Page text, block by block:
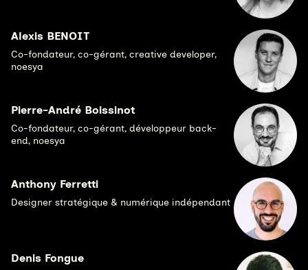
Alexis BENOIT
Co-fondateur, co-gérant, creative developer,
noesya
Pierre-André Boissinot
Co-fondateur, co-gérant, développeur back-
end, noesya
Anthony Ferretti
Designer stratégique & numérique indépendant
Denis Fongue